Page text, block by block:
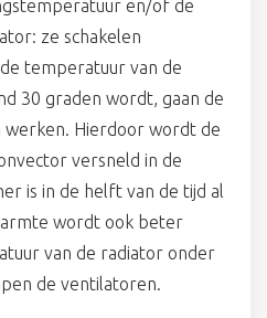
en/of de
ze schakelen
temperatuur van de
30 graden wordt, gaan de
Hierdoor wordt de
versneld in de
is in de helft van de tijd al
wordt ook beter
van de radiator onder
de ventilatoren.